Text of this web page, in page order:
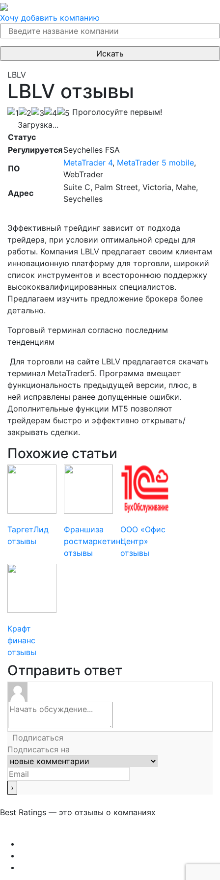
Хочу добавить компанию
LBLV
LBLV отзывы
Проголосуйте первым!
Загрузка...
Статус
РегулируетсяSeychelles FSA
ПО
MetaTrader 4, MetaTrader 5 mobile,
WebTrader
Адрес
Suite C, Palm Street, Victoria, Mahe,
Seychelles
Эффективный трейдинг зависит от подхода
трейдера, при условии оптимальной среды для
работы. Компания LBLV предлагает своим клиентам
инновационную платформу для торговли, широкий
список инструментов и всестороннюю поддержку
высококвалифицированных специалистов.
Предлагаем изучить предложение брокера более
детально.
Торговый терминал согласно последним
тенденциям
Для торговли на сайте LBLV предлагается скачать
терминал MetaTrader5. Программа вмещает
функциональность предыдущей версии, плюс, в
ней исправлены ранее допущенные ошибки.
Дополнительные функции MT5 позволяют
трейдерам быстро и эффективно открывать/
закрывать сделки.
Похожие статьи
ТаргетЛид
отзывы
Франшиза
ростмаркетинг
отзывы
ООО «Офис
Центр»
отзывы
Крафт
финанс
отзывы
Отправить ответ
Подписаться
Подписаться на
Best Ratings — это отзывы о компаниях